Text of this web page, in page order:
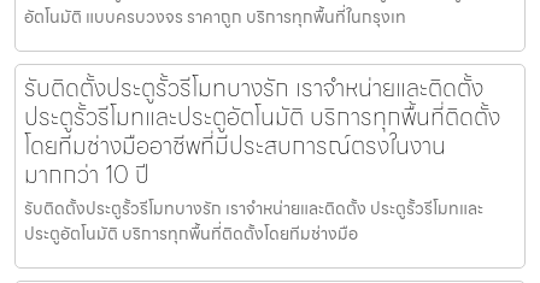
อัตโนมัติ แบบครบวงจร ราคาถูก บริการทุกพื้นที่ในกรุงเท
รับติดตั้งประตูรั้วรีโมทบางรัก เราจำหน่ายและติดตั้ง
ประตูรั้วรีโมทและประตูอัตโนมัติ บริการทุกพื้นที่ติดตั้ง
โดยทีมช่างมืออาชีพที่มีประสบการณ์ตรงในงาน
มากกว่า 10 ปี
รับติดตั้งประตูรั้วรีโมทบางรัก เราจำหน่ายและติดตั้ง ประตูรั้วรีโมทและ
ประตูอัตโนมัติ บริการทุกพื้นที่ติดตั้งโดยทีมช่างมือ